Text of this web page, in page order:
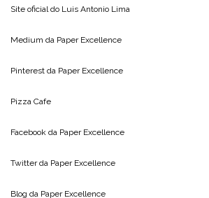
Site oficial do Luis Antonio Lima
Medium da Paper Excellence
Pinterest da Paper Excellence
Pizza Cafe
Facebook da Paper Excellence
Twitter da Paper Excellence
Blog da Paper Excellence